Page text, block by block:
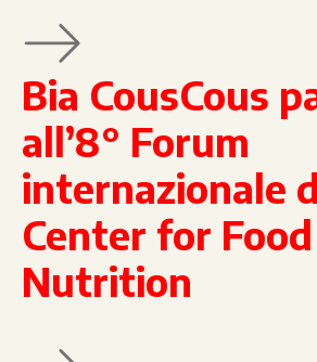
Bia CousCous
all’8° Forum
internazionale
Center for
Nutrition